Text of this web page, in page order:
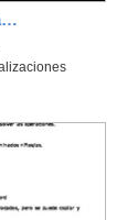
Colores en lengua de signos